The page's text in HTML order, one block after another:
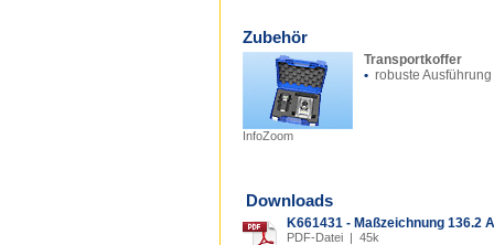
Zubehör
InfoZoom
Transportkoffer
• robuste Ausführung
Downloads
K661431 - Maßzeichnung 136.2
PDF-Datei | 45k